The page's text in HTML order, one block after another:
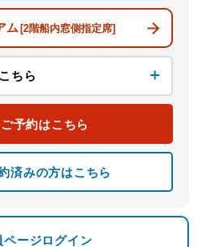
ム [2階船内窓側指定席]
ちら
ご予約はこちら
済みの方はこちら
ページログイン